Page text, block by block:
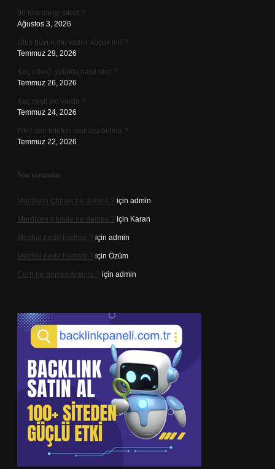
90 kilo hangi sıklet ?
Ağustos 3, 2026
Ulus büyük mü yazılır küçük mü ?
Temmuz 29, 2026
Koç erkeği yatakta nasıl olur ?
Temmuz 26, 2026
Kaç çeşit yat vardır ?
Temmuz 24, 2026
IMEI den telefon markası bulma ?
Temmuz 22, 2026
Son yorumlar
Merdiven çıkmak ne demek ? için admin
Merdiven çıkmak ne demek ? için Karan
Mechul nedir hadiste ? için admin
Mechul nedir hadiste ? için Özüm
Cerh ne demek Arapça ? için admin